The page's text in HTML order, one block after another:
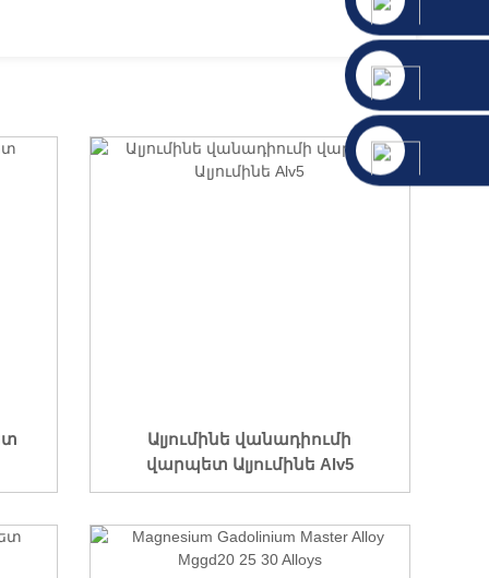
Ալյումինե վանադիումի
վարպետ Ալյումինե Alv5